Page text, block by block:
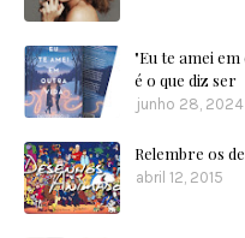
"Eu te amei
é o que diz ser
junho 28, 2024
Relembre os
abril 12, 2015